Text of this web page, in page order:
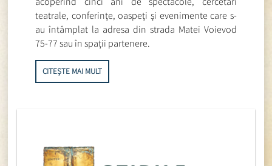
teatrale, conferinţe, oaspeţi şi evenimente care s-
au întâmplat la adresa din strada Matei Voievod
75-77 sau în spaţii partenere.
CITEȘTE MAI MULT